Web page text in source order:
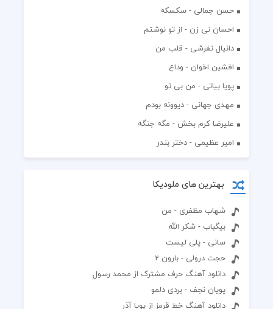
حسن جمالی - سکسکه
احسان نی زن - از تو نوشتم
دانیال تفرشی - قلب من
افشين اخوان - وداع
پویا بیاتی - من بی تو
مهدی جهانی - دیوونه بودم
علیرضا کرم بخش - مگه جنگه
امیر عظیمی - دختر بندر
بهترین های ملودیکا
شهاب مظفری - من
بیگباب - شکر الله
سانی - پلی لیست
حجت درولی - بارون 2
دانلود آهنگ حرف مشترک از محمد رسول
پویان نجف - بردی دلمو
دانلود آهنگ خط قرمز از پویا آذر